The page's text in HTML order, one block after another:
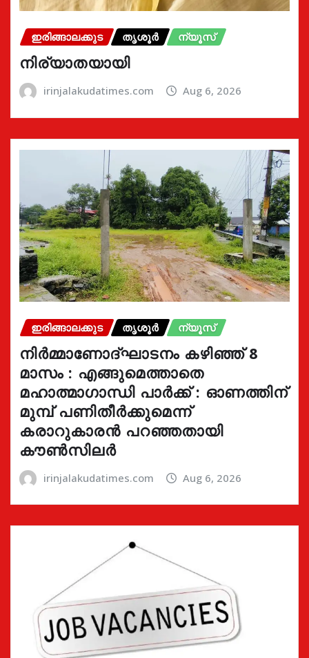
ഇരിങ്ങാലക്കുട തൃശൂർ ന്യൂസ്
നിര്യാതയായി
irinjalakudatimes.com Aug 6, 2026
ഇരിങ്ങാലക്കുട തൃശൂർ ന്യൂസ്
നിർമ്മാണോദ്ഘാടനം കഴിഞ്ഞ് 8
മാസം : എങ്ങുമെത്താതെ
മഹാത്മാഗാന്ധി പാർക്ക് : ഓണത്തിന്
മുമ്പ് പണിതീർക്കുമെന്ന്
കരാറുകാരൻ പറഞ്ഞതായി
കൗൺസിലർ
irinjalakudatimes.com Aug 6, 2026